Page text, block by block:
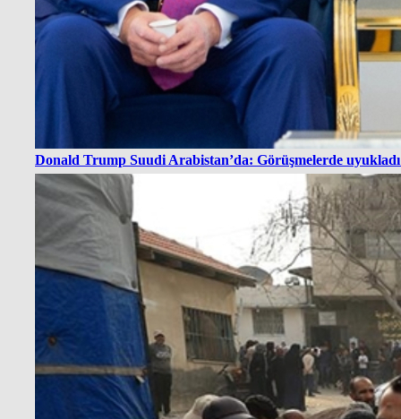
Donald Trump Suudi Arabistan’da: Görüşmelerde uyukladı